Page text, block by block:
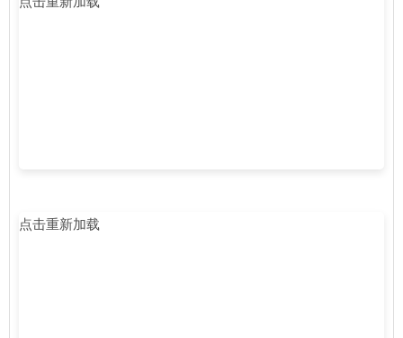
点击重新加载